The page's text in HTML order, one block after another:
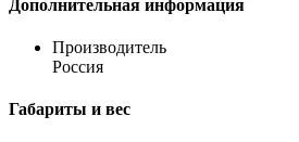
Дополнительная информация
Производитель
Россия
Габариты и вес